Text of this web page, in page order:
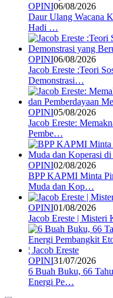
OPINI06/08/2026
Daur Ulang Wacana
Hadi …
OPINI06/08/2026
Jacob Ereste :Teori
Demonstrasi…
OPINI05/08/2026
Jacob Ereste:
Pembe…
OPINI02/08/2026
BPP KAPMI Minta
Muda dan Kop…
OPINI01/08/2026
Jacob Ereste |
OPINI31/07/2026
6 Buah Buku, 66
Energi Pe…